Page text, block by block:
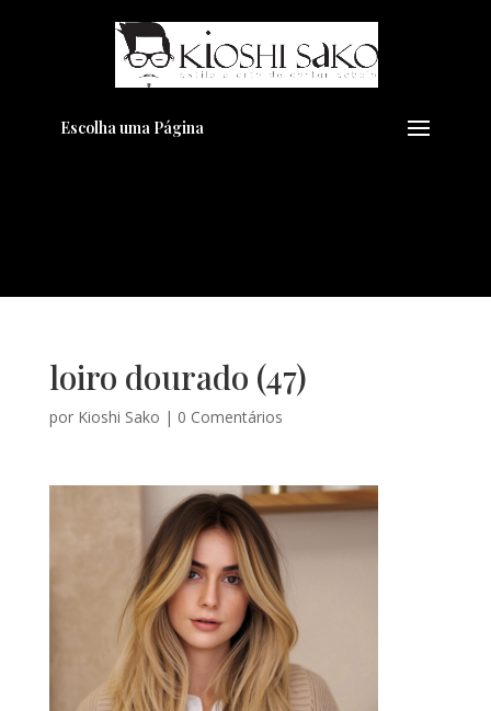
Escolha uma Página
loiro dourado (47)
por Kioshi Sako | 0 Comentários
Pensando em transformar seu
Visual??